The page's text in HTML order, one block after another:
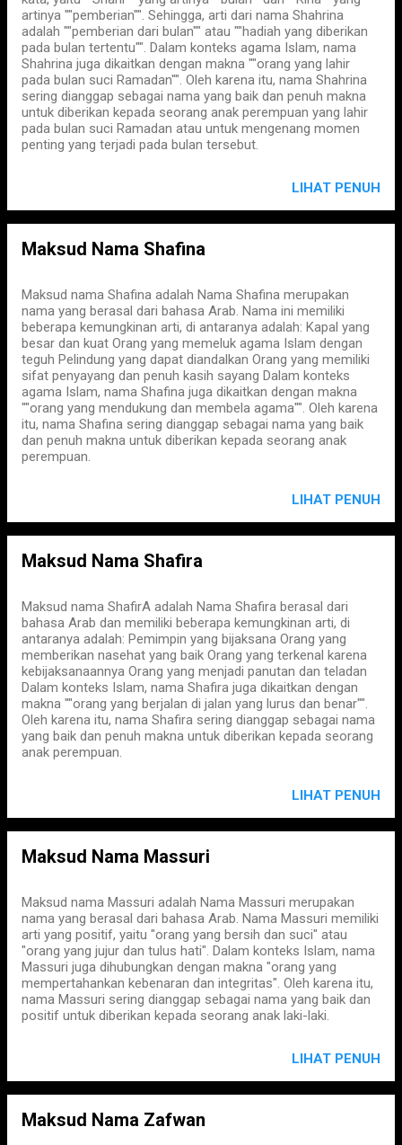
artinya ""pemberian"". Sehingga, arti dari nama Shahrina
adalah ""pemberian dari bulan"" atau ""hadiah yang diberikan
pada bulan tertentu"". Dalam konteks agama Islam, nama
Shahrina juga dikaitkan dengan makna ""orang yang lahir
pada bulan suci Ramadan"". Oleh karena itu, nama Shahrina
sering dianggap sebagai nama yang baik dan penuh makna
untuk diberikan kepada seorang anak perempuan yang lahir
pada bulan suci Ramadan atau untuk mengenang momen
penting yang terjadi pada bulan tersebut.
LIHAT PENUH
Maksud Nama Shafina
Maksud nama Shafina adalah Nama Shafina merupakan
nama yang berasal dari bahasa Arab. Nama ini memiliki
beberapa kemungkinan arti, di antaranya adalah: Kapal yang
besar dan kuat Orang yang memeluk agama Islam dengan
teguh Pelindung yang dapat diandalkan Orang yang memiliki
sifat penyayang dan penuh kasih sayang Dalam konteks
agama Islam, nama Shafina juga dikaitkan dengan makna
""orang yang mendukung dan membela agama"". Oleh karena
itu, nama Shafina sering dianggap sebagai nama yang baik
dan penuh makna untuk diberikan kepada seorang anak
perempuan.
LIHAT PENUH
Maksud Nama Shafira
Maksud nama ShafirA adalah Nama Shafira berasal dari
bahasa Arab dan memiliki beberapa kemungkinan arti, di
antaranya adalah: Pemimpin yang bijaksana Orang yang
memberikan nasehat yang baik Orang yang terkenal karena
kebijaksanaannya Orang yang menjadi panutan dan teladan
Dalam konteks Islam, nama Shafira juga dikaitkan dengan
makna ""orang yang berjalan di jalan yang lurus dan benar"".
Oleh karena itu, nama Shafira sering dianggap sebagai nama
yang baik dan penuh makna untuk diberikan kepada seorang
anak perempuan.
LIHAT PENUH
Maksud Nama Massuri
Maksud nama Massuri adalah Nama Massuri merupakan
nama yang berasal dari bahasa Arab. Nama Massuri memiliki
arti yang positif, yaitu "orang yang bersih dan suci" atau
"orang yang jujur dan tulus hati". Dalam konteks Islam, nama
Massuri juga dihubungkan dengan makna "orang yang
mempertahankan kebenaran dan integritas". Oleh karena itu,
nama Massuri sering dianggap sebagai nama yang baik dan
positif untuk diberikan kepada seorang anak laki-laki.
LIHAT PENUH
Maksud Nama Zafwan